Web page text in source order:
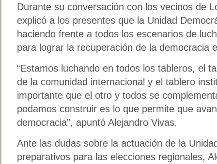
Durante su conversación con los vecinos de
explicó a los presentes que la Unidad
haciendo frente a todos los escenarios de
para lograr la recuperación de la democracia
“Estamos luchando en todos los tableros, el
de la comunidad internacional y el tablero
importante que el otro y todos se
podamos construir es lo que permite que
democracia”, apuntó Alejandro Vivas.
Ante las dudas sobre la actuación de la
preparativos para las elecciones regionales,